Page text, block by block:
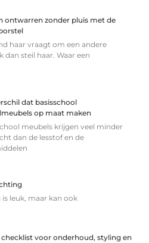
ontwarren zonder pluis met de
haar vraagt om een andere
dan steil haar. Waar een
dat basisschool
op maat maken
meubels krijgen veel minder
dan de lesstof en de
leuk, maar kan ook
checklist voor onderhoud, styling en